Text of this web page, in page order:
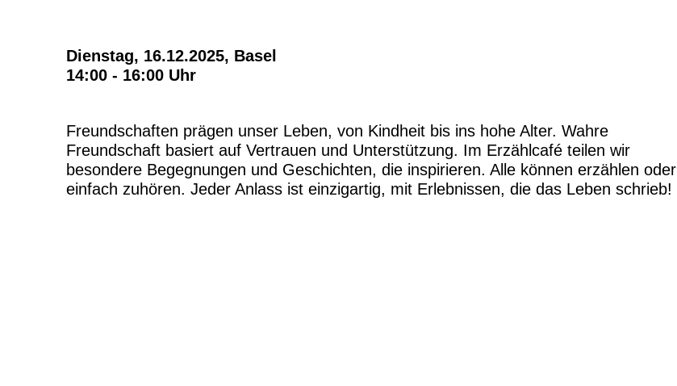
Dienstag, 16.12.2025, Basel
14:00 - 16:00 Uhr
Freundschaften prägen unser Leben, von Kindheit bis ins hohe Alter. Wahre
Freundschaft basiert auf Vertrauen und Unterstützung. Im Erzählcafé teilen wir
besondere Begegnungen und Geschichten, die inspirieren. Alle können erzählen oder
einfach zuhören. Jeder Anlass ist einzigartig, mit Erlebnissen, die das Leben schrieb!